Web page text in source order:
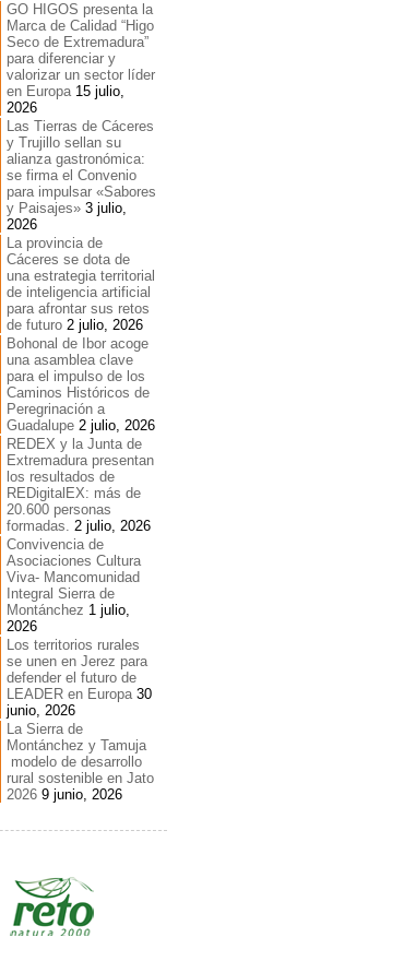
GO HIGOS presenta la
Marca de Calidad “Higo
Seco de Extremadura”
para diferenciar y
valorizar un sector líder
en Europa 15 julio,
2026
Las Tierras de Cáceres
y Trujillo sellan su
alianza gastronómica:
se firma el Convenio
para impulsar «Sabores
y Paisajes» 3 julio,
2026
La provincia de
Cáceres se dota de
una estrategia territorial
de inteligencia artificial
para afrontar sus retos
de futuro 2 julio, 2026
Bohonal de Ibor acoge
una asamblea clave
para el impulso de los
Caminos Históricos de
Peregrinación a
Guadalupe 2 julio, 2026
REDEX y la Junta de
Extremadura presentan
los resultados de
REDigitalEX: más de
20.600 personas
formadas. 2 julio, 2026
Convivencia de
Asociaciones Cultura
Viva- Mancomunidad
Integral Sierra de
Montánchez 1 julio,
2026
Los territorios rurales
se unen en Jerez para
defender el futuro de
LEADER en Europa 30
junio, 2026
La Sierra de
Montánchez y Tamuja
modelo de desarrollo
rural sostenible en Jato
2026 9 junio, 2026